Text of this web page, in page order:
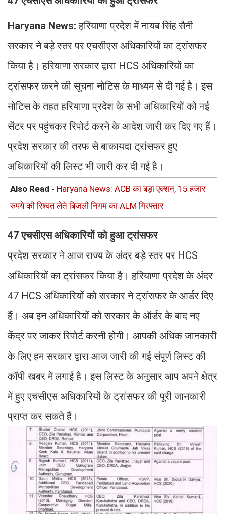
Haryana News: हरियाणा प्रदेश में नायब सिंह सैनी
सरकार ने बड़े स्तर पर एचसीएस अधिकारियों का ट्रांसफर
किया है। हरियाणा सरकार द्वारा HCS अधिकारियों का
ट्रांसफर करने की सूचना नोटिस के माध्यम से दी गई है। इस
नोटिस के तहत हरियाणा प्रदेश के सभी अधिकारियों को नई
सेंटर पर पहुंचकर रिपोर्ट करने के आदेश जारी कर दिए गए हैं।
प्रदेश सरकार की तरफ से बाकायदा ट्रांसफर हुए
अधिकारियों की लिस्ट भी जारी कर दी गई है।
Also Read - Haryana News: ACB का बड़ा एक्शन, 15 हजार
रुपये की रिश्वत लेते बिजली निगम का ALM गिरफ्तार
47 एचसीएस अधिकारियों को हुआ ट्रांसफर
प्रदेश सरकार ने आज राज्य के अंदर बड़े स्तर पर HCS
अधिकारियों का ट्रांसफर किया है। हरियाणा प्रदेश के अंदर
47 HCS अधिकारियों को सरकार ने ट्रांसफर के आर्डर दिए
हैं। अब इन अधिकारियों को सरकार के ऑर्डर के बाद नए
केंद्र पर जाकर रिपोर्ट करनी होगी। आपकी अधिक जानकारी
के लिए हम सरकार द्वारा आज जारी की गई संपूर्ण लिस्ट की
कॉपी खबर में लगाई है। इस लिस्ट के अनुसार आप अपने क्षेत्र
में हुए एचसीएस अधिकारियों के ट्रांसफर की पूरी जानकारी
प्राप्त कर सकते हैं।